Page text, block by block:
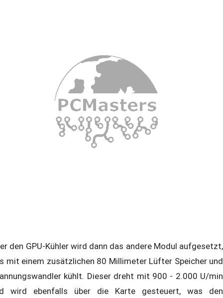
den GPU-Kühler wird dann das andere Modul aufgesetzt,
mit einem zusätzlichen 80 Millimeter Lüfter Speicher und
kühlt. Dieser dreht mit 900 - 2.000 U/min
wird ebenfalls über die Karte gesteuert, was den